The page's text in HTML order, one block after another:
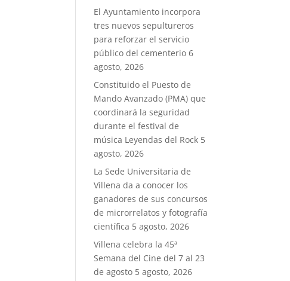
El Ayuntamiento incorpora
tres nuevos sepultureros
para reforzar el servicio
público del cementerio 6
agosto, 2026
Constituido el Puesto de
Mando Avanzado (PMA) que
coordinará la seguridad
durante el festival de
música Leyendas del Rock 5
agosto, 2026
La Sede Universitaria de
Villena da a conocer los
ganadores de sus concursos
de microrrelatos y fotografía
científica 5 agosto, 2026
Villena celebra la 45ª
Semana del Cine del 7 al 23
de agosto 5 agosto, 2026